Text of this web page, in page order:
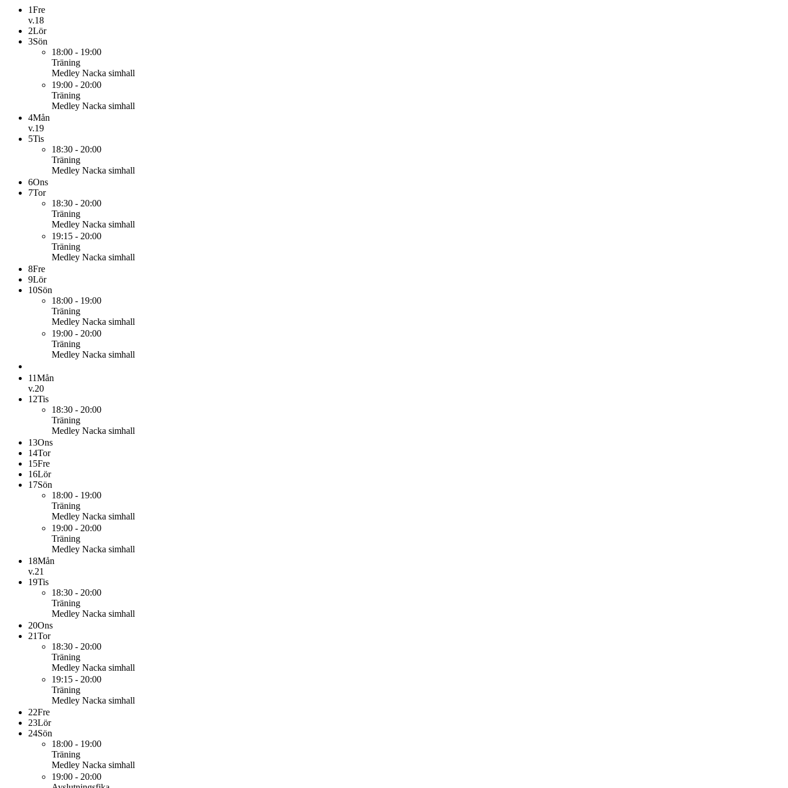
1Fre
v.18
2Lör
3Sön
18:00 - 19:00
Träning
Medley Nacka simhall
19:00 - 20:00
Träning
Medley Nacka simhall
4Mån
v.19
5Tis
18:30 - 20:00
Träning
Medley Nacka simhall
6Ons
7Tor
18:30 - 20:00
Träning
Medley Nacka simhall
19:15 - 20:00
Träning
Medley Nacka simhall
8Fre
9Lör
10Sön
18:00 - 19:00
Träning
Medley Nacka simhall
19:00 - 20:00
Träning
Medley Nacka simhall
11Mån
v.20
12Tis
18:30 - 20:00
Träning
Medley Nacka simhall
13Ons
14Tor
15Fre
16Lör
17Sön
18:00 - 19:00
Träning
Medley Nacka simhall
19:00 - 20:00
Träning
Medley Nacka simhall
18Mån
v.21
19Tis
18:30 - 20:00
Träning
Medley Nacka simhall
20Ons
21Tor
18:30 - 20:00
Träning
Medley Nacka simhall
19:15 - 20:00
Träning
Medley Nacka simhall
22Fre
23Lör
24Sön
18:00 - 19:00
Träning
Medley Nacka simhall
19:00 - 20:00